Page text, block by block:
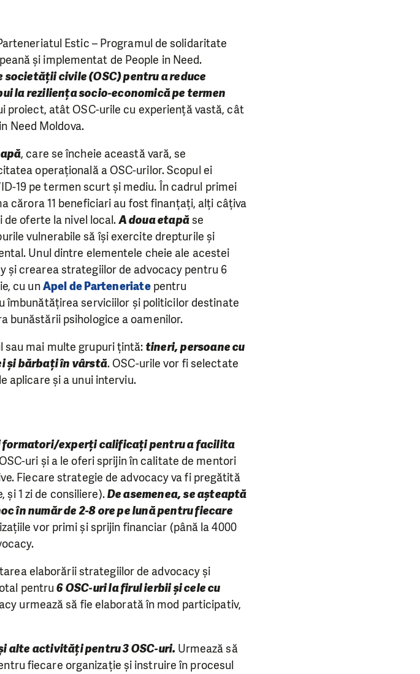
Estic – Programul de solidaritate
și implementat de People in Need.
civile (OSC) pentru a reduce
la reziliența socio-economică pe termen
proiect, atât OSC-urile cu experiență vastă, cât
Need Moldova.
, care se încheie această vară, se
operațională a OSC-urilor. Scopul ei
19 pe termen scurt și mediu. În cadrul primei
cărora 11 beneficiari au fost finanțați, alți câțiva
oferte la nivel local.A doua etapăse
vulnerabile să își exercite drepturile și
Unul dintre elementele cheie ale acestei
și crearea strategiilor de advocacy pentru 6
cu unApel de Parteneriatepentru
îmbunătățirea serviciilor și politicilor destinate
bunăstării psihologice a oamenilor.
sau mai multe grupuri țintă: tineri, persoane cu
și bărbați în vârstă. OSC-urile vor fi selectate
aplicare și a unui interviu.
formatori/experți calificați pentru a facilita
uri și a le oferi sprijin în calitate de mentori
Fiecare strategie de advocacy va fi pregătită
1 zi de consiliere).De asemenea, se așteaptă
în număr de 2-8 ore pe lună pentru fiecare
vor primi și sprijin financiar (până la 4000
elaborării strategiilor de advocacy și
pentru6 OSC-uri la firul ierbii și cele cu
urmează să fie elaborată în mod participativ,
alte activități pentru 3 OSC-uri. Urmează să
fiecare organizație și instruire în procesul